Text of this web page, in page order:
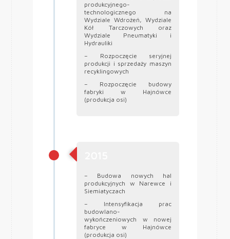
produkcyjnego-
technologicznego na
Wydziale Wdrożeń, Wydziale
Kół Tarczowych oraz
Wydziale Pneumatyki i
Hydrauliki
– Rozpoczęcie seryjnej
produkcji i sprzedaży maszyn
recyklingowych
– Rozpoczęcie budowy
fabryki w Hajnówce
(produkcja osi)
– Budowa nowych hal
produkcyjnych w Narewce i
Siemiatyczach
– Intensyfikacja prac
budowlano-
wykończeniowych w nowej
fabryce w Hajnówce
(produkcja osi)